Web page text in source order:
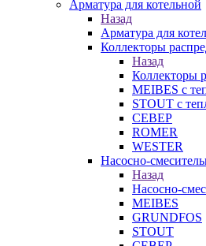
Арматура для котельной
Назад
Арматура для
Коллекторы
Назад
Коллекторы
MEIBES с
STOUT с
СЕВЕР
ROMER
WESTER
Насосно-
Назад
Насосно-
MEIBES
GRUNDFOS
STOUT